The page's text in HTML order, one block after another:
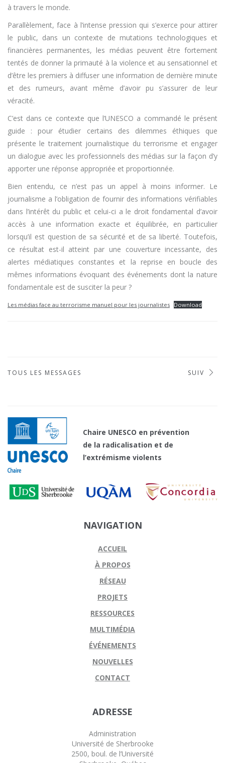
à travers le monde.
Parallèlement, face à l’intense pression qui s’exerce pour attirer
le public, dans un contexte de mutations technologiques et
financières permanentes, les médias peuvent être fortement
tentés de donner la primauté à la violence et au sensationnel et
d’être les premiers à diffuser une information de dernière minute
et des rumeurs, avant même d’avoir pu s’assurer de leur
véracité.
C’est dans ce contexte que l’UNESCO a commandé le présent
guide : pour étudier certains des dilemmes éthiques que
présente le traitement journalistique du terrorisme et engager
un dialogue avec les professionnels des médias sur la façon d’y
apporter une réponse appropriée et proportionnée.
Bien entendu, ce n’est pas un appel à moins informer. Le
journalisme a l’obligation de fournir des informations vérifiables
dans l’intérêt du public et celui-ci a le droit fondamental d’avoir
accès à une information exacte et équilibrée, en particulier
lorsqu’il est question de sa sécurité et de sa liberté. Toutefois,
ce résultat est-il atteint par une couverture incessante, des
alertes médiatiques constantes et la reprise en boucle des
mêmes informations évoquant des événements dont la nature
fondamentale est de susciter la peur ?
Les médias face au terrorisme manuel pour les journalistes Download
TOUS LES MESSAGES SUIV
Chaire UNESCO en prévention
de la radicalisation et de
l’extrémisme violents
NAVIGATION
ACCUEIL
À PROPOS
RÉSEAU
PROJETS
RESSOURCES
MULTIMÉDIA
ÉVÉNEMENTS
NOUVELLES
CONTACT
ADRESSE
Administration
Université de Sherbrooke
2500, boul. de l’Université